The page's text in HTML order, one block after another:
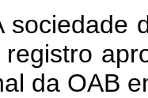
de
da OAB